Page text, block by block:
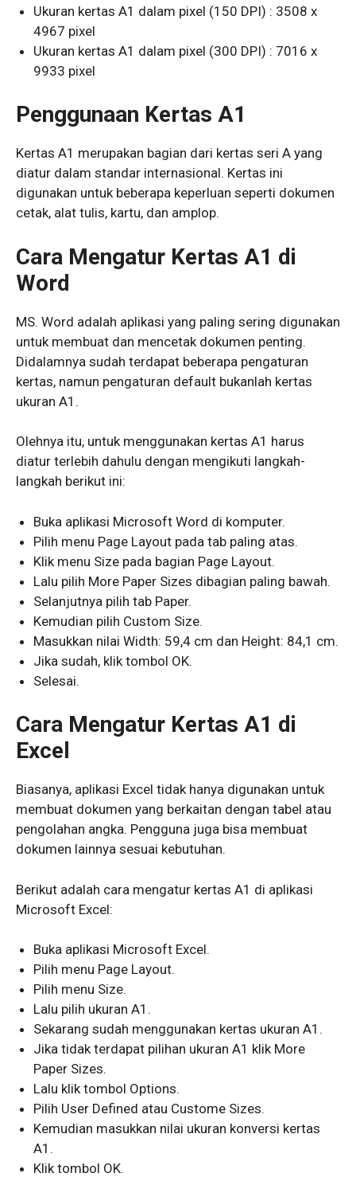
Ukuran kertas A1 dalam pixel (150 DPI) : 3508 x
4967 pixel
Ukuran kertas A1 dalam pixel (300 DPI) : 7016 x
9933 pixel
Penggunaan Kertas A1
Kertas A1 merupakan bagian dari kertas seri A yang
diatur dalam standar internasional. Kertas ini
digunakan untuk beberapa keperluan seperti dokumen
cetak, alat tulis, kartu, dan amplop.
Cara Mengatur Kertas A1 di
Word
MS. Word adalah aplikasi yang paling sering digunakan
untuk membuat dan mencetak dokumen penting.
Didalamnya sudah terdapat beberapa pengaturan
kertas, namun pengaturan default bukanlah kertas
ukuran A1.
Olehnya itu, untuk menggunakan kertas A1 harus
diatur terlebih dahulu dengan mengikuti langkah-
langkah berikut ini:
Buka aplikasi Microsoft Word di komputer.
Pilih menu Page Layout pada tab paling atas.
Klik menu Size pada bagian Page Layout.
Lalu pilih More Paper Sizes dibagian paling bawah.
Selanjutnya pilih tab Paper.
Kemudian pilih Custom Size.
Masukkan nilai Width: 59,4 cm dan Height: 84,1 cm.
Jika sudah, klik tombol OK.
Selesai.
Cara Mengatur Kertas A1 di
Excel
Biasanya, aplikasi Excel tidak hanya digunakan untuk
membuat dokumen yang berkaitan dengan tabel atau
pengolahan angka. Pengguna juga bisa membuat
dokumen lainnya sesuai kebutuhan.
Berikut adalah cara mengatur kertas A1 di aplikasi
Microsoft Excel:
Buka aplikasi Microsoft Excel.
Pilih menu Page Layout.
Pilih menu Size.
Lalu pilih ukuran A1.
Sekarang sudah menggunakan kertas ukuran A1.
Jika tidak terdapat pilihan ukuran A1 klik More
Paper Sizes.
Lalu klik tombol Options.
Pilih User Defined atau Custome Sizes.
Kemudian masukkan nilai ukuran konversi kertas
A1.
Klik tombol OK.